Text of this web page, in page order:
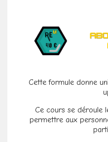
Cette formule donne
Ce cours se déroule
permettre aux